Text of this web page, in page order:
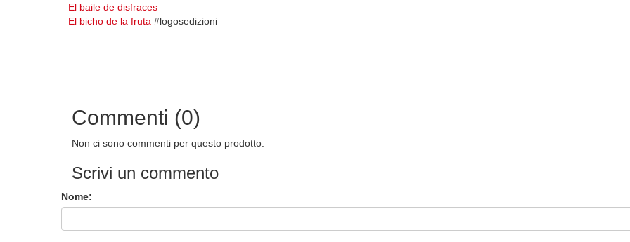
El baile de disfraces
El bicho de la fruta #logosedizioni
Commenti (0)
Non ci sono commenti per questo prodotto.
Scrivi un commento
Nome: